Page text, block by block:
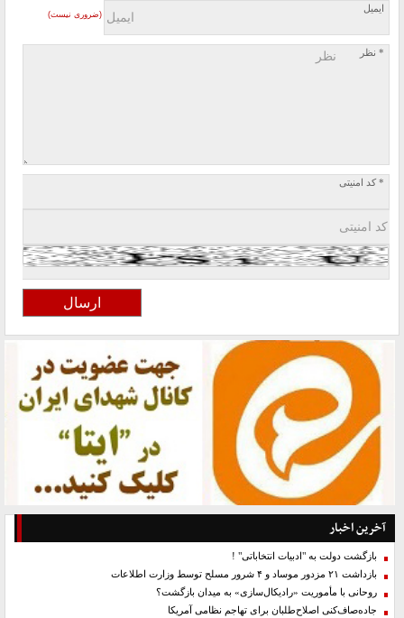
ایمیل
(ضروری نیست)
* نظر
* کد امنیتی
آخرین اخبار
بازگشت دولت به "ادبیات انتخاباتی" !
بازداشت ۲۱ مزدور موساد و ۴ شرور مسلح توسط وزارت اطلاعات
روحانی با مأموریت «رادیکال‌سازی» به میدان بازگشت؟
جاده‌صاف‌کنی اصلاح‌طلبان برای تهاجم نظامی آمریکا